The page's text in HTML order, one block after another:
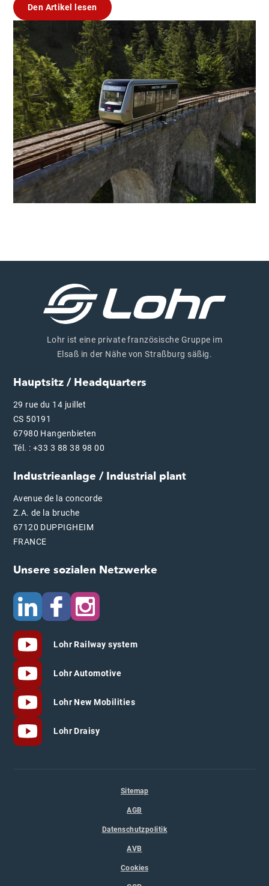
Den Artikel lesen
Lohr ist eine private französische Gruppe im
Elsaß in der Nähe von Straßburg säßig.
Hauptsitz / Headquarters
29 rue du 14 juillet
CS 50191
67980 Hangenbieten
Tél. : +33 3 88 38 98 00
Industrieanlage / Industrial plant
Avenue de la concorde
Z.A. de la bruche
67120 DUPPIGHEIM
FRANCE
Unsere sozialen Netzwerke
Lohr Railway system
Lohr Automotive
Lohr New Mobilities
Lohr Draisy
Sitemap
AGB
Datenschutzpolitik
AVB
Cookies